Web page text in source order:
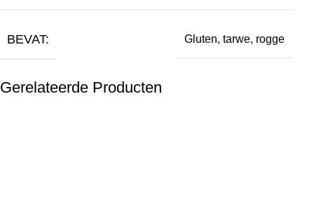
BEVAT: Gluten, tarwe, rogge
Gerelateerde Producten